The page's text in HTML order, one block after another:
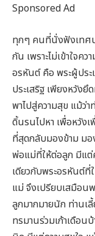
Sponsored Ad
ทุกๆ คนที่นั่งฟังเทศ
กัน เพราะไม่เข้าใจค
อรหันต์ คือ พระผู้ประ
ประเสริฐ เพียงหวังยึ
พาไปสู่ความสุข แม้ว่
ดิ้นรนไปหา เพื่อหวัง
ที่สุดกลับมองข้าม มอ
พ่อแม่ที่ให้ต่อลูก มีแต่
เดียวกับพระอรหันต์
แม่ จึงเปรียบเสมือน
ลูกมากมายนัก ท่านเ
ทรมานร่วมเก้าเดือน